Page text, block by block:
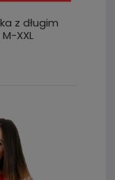
z długim
XXL